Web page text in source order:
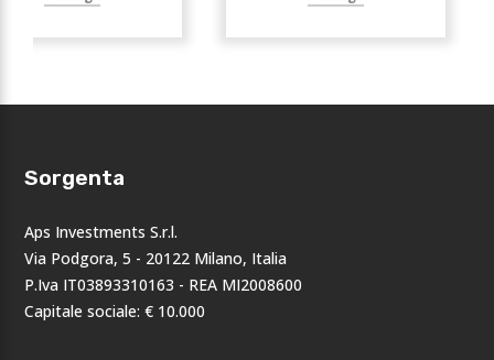
Sorgenta
Aps Investments S.r.l.
Via Podgora, 5 - 20122 Milano, Italia
P.Iva IT03893310163 - REA MI2008600
Capitale sociale: € 10.000